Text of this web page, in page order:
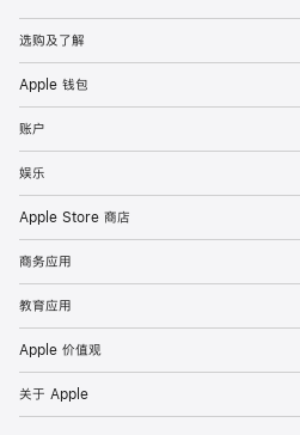
选购及了解
Apple 钱包
账户
娱乐
Apple Store 商店
商务应用
教育应用
Apple 价值观
关于 Apple